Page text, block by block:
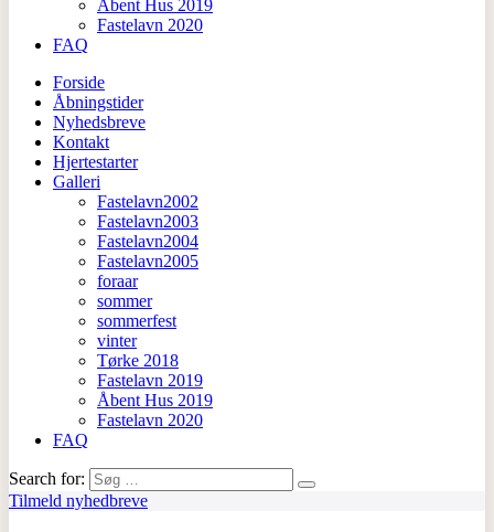
Åbent Hus 2019
Fastelavn 2020
FAQ
Forside
Åbningstider
Nyhedsbreve
Kontakt
Hjertestarter
Galleri
Fastelavn2002
Fastelavn2003
Fastelavn2004
Fastelavn2005
foraar
sommer
sommerfest
vinter
Tørke 2018
Fastelavn 2019
Åbent Hus 2019
Fastelavn 2020
FAQ
Search for:
Tilmeld nyhedbreve